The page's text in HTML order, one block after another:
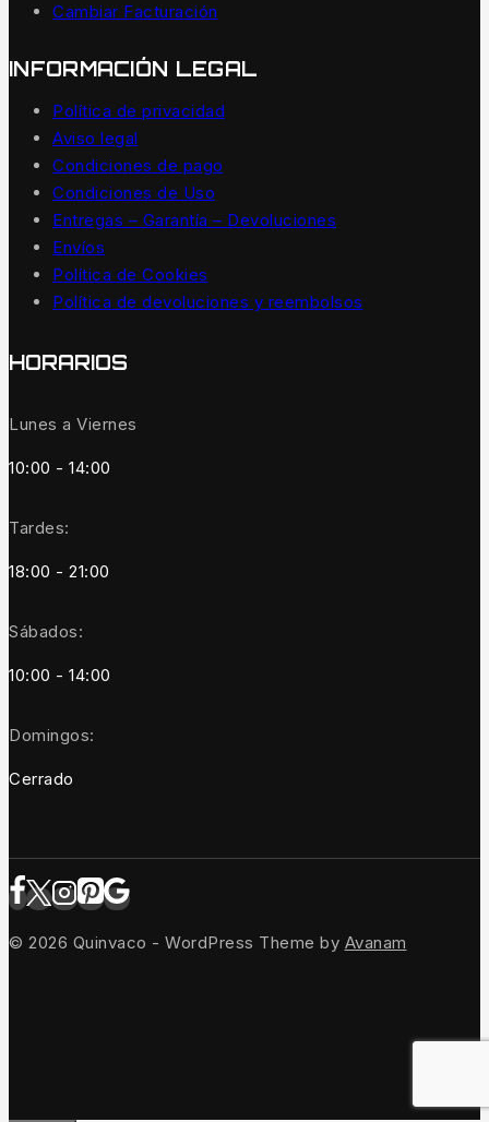
Cambiar Facturación
INFORMACIÓN LEGAL
Política de privacidad
Aviso legal
Condiciones de pago
Condiciones de Uso
Entregas – Garantía – Devoluciones
Envíos
Política de Cookies
Política de devoluciones y reembolsos
HORARIOS
Lunes a Viernes
10:00 - 14:00
Tardes:
18:00 - 21:00
Sábados:
10:00 - 14:00
Domingos:
Cerrado
© 2026 Quinvaco - WordPress Theme by Avanam